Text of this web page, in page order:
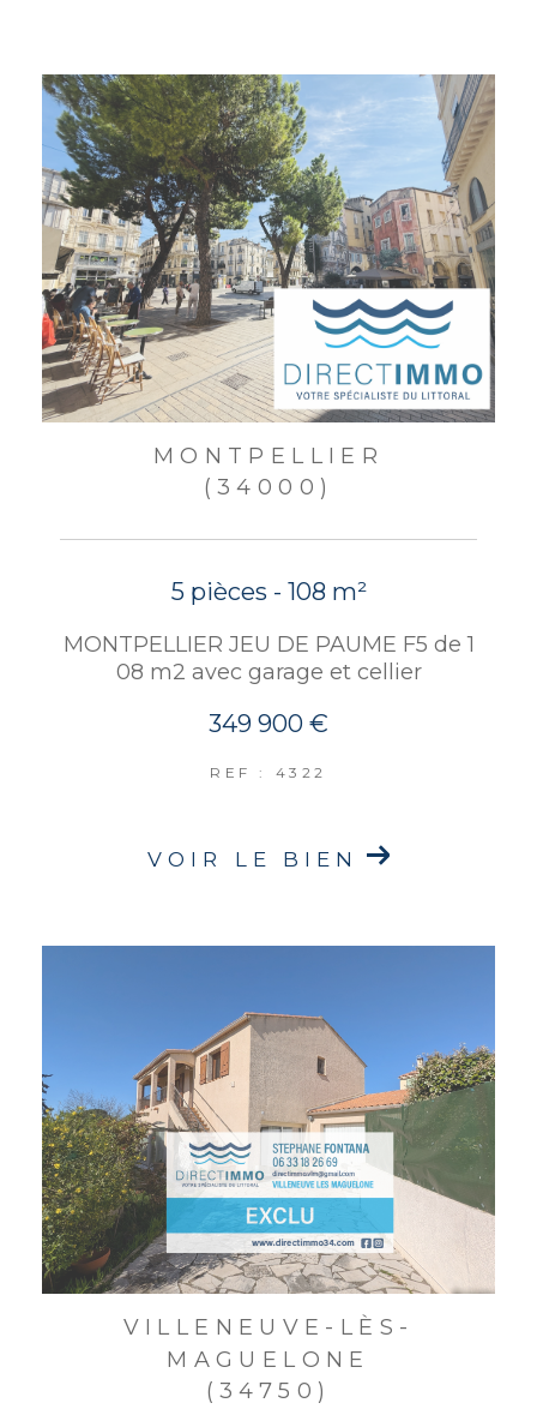
MONTPELLIER
(34000)
5 pièces - 108 m²
MONTPELLIER JEU DE PAUME F5 de 1
08 m2 avec garage et cellier
349 900 €
REF : 4322
VOIR LE BIEN
VILLENEUVE-LÈS-
MAGUELONE
(34750)